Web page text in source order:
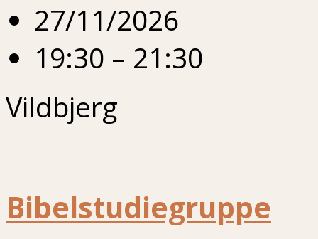
27/11/2026
19:30 – 21:30
Vildbjerg
Bibelstudiegruppe